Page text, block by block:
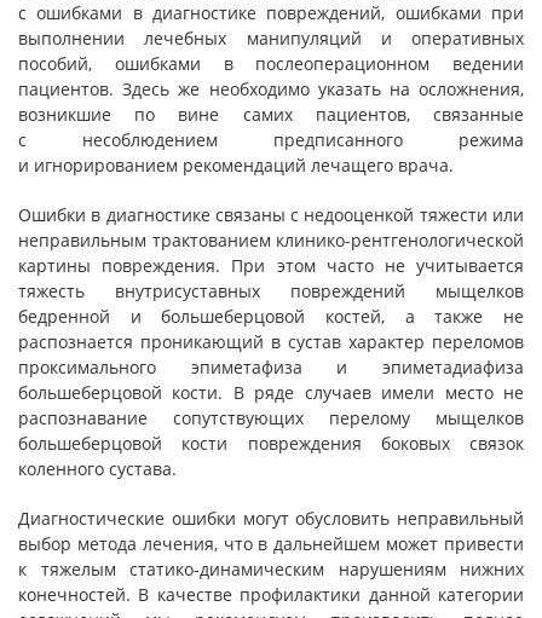
с ошибками в диагностике повреждений, ошибками при
выполнении лечебных манипуляций и оперативных
пособий, ошибками в послеоперационном ведении
пациентов. Здесь же необходимо указать на осложнения,
возникшие по вине самих пациентов, связанные
с несоблюдением предписанного режима
и игнорированием рекомендаций лечащего врача.
Ошибки в диагностике связаны с недооценкой тяжести или
неправильным трактованием клинико-рентгенологической
картины повреждения. При этом часто не учитывается
тяжесть внутрисуставных повреждений мыщелков
бедренной и большеберцовой костей, а также не
распознается проникающий в сустав характер переломов
проксимального эпиметафиза и эпиметадиафиза
большеберцовой кости. В ряде случаев имели место не
распознавание сопутствующих перелому мыщелков
большеберцовой кости повреждения боковых связок
коленного сустава.
Диагностические ошибки могут обусловить неправильный
выбор метода лечения, что в дальнейшем может привести
к тяжелым статико-динамическим нарушениям нижних
конечностей. В качестве профилактики данной категории